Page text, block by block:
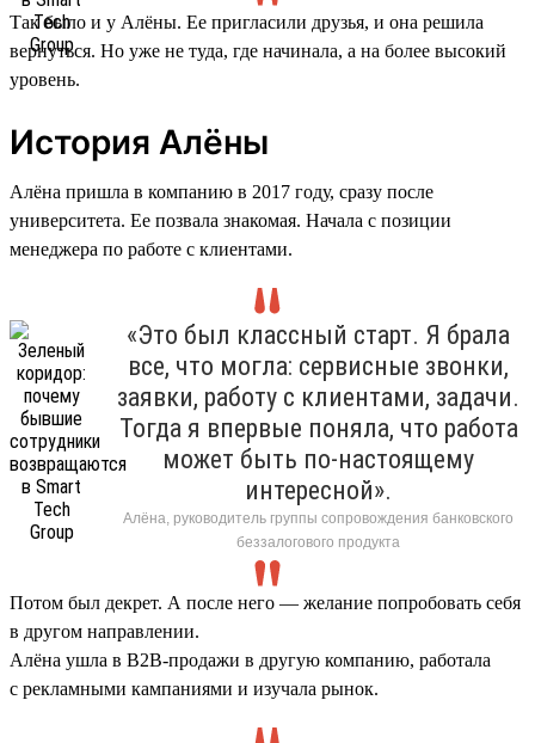
Так было и у Алёны. Ее пригласили друзья, и она решила
вернуться. Но уже не туда, где начинала, а на более высокий
уровень.
История Алёны
Алёна пришла в компанию в 2017 году, сразу после
университета. Ее позвала знакомая. Начала с позиции
менеджера по работе с клиентами.
«Это был классный старт. Я брала
все, что могла: сервисные звонки,
заявки, работу с клиентами, задачи.
Тогда я впервые поняла, что работа
может быть по-настоящему
интересной».
Алёна, руководитель группы сопровождения банковского
беззалогового продукта
Потом был декрет. А после него — желание попробовать себя
в другом направлении.
Алёна ушла в B2B-продажи в другую компанию, работала
с рекламными кампаниями и изучала рынок.